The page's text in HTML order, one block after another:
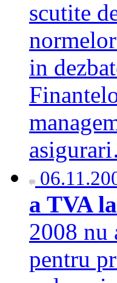
scutite
in
a TVA
2008 nu
pentru